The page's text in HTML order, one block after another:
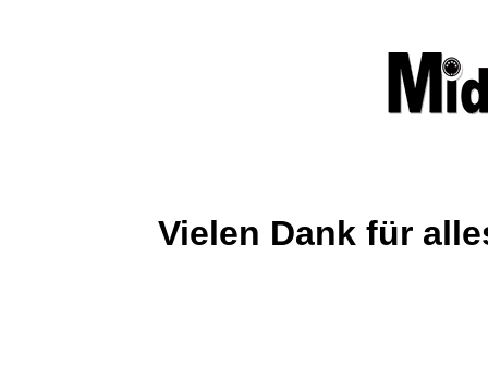
Vielen Dank für